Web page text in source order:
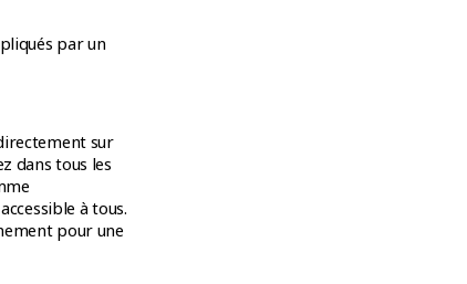
par un
sur
dans tous les
à tous.
pour une